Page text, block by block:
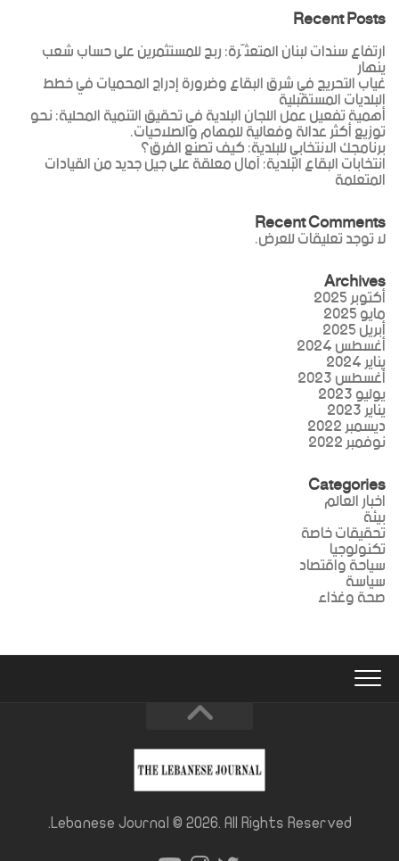
Recent Posts
ارتفاع سندات لبنان المتعثّرة: ربح للمستثمرين على حساب شعب
ينهار
غياب التحريج في شرق البقاع وضرورة إدراج المحميات في خطط
البلديات المستقبلية
أهمية تفعيل عمل اللجان البلدية في تحقيق التنمية المحلية: نحو
توزيع أكثر عدالة وفعالية للمهام والصلاحيات.
برنامجك الانتخابي للبلدية: كيف تصنع الفرق؟
انتخابات البقاع البلدية: آمال معلقة على جيل جديد من القيادات
المتعلمة
Recent Comments
لا توجد تعليقات للعرض.
Archives
أكتوبر 2025
مايو 2025
أبريل 2025
أغسطس 2024
يناير 2024
أغسطس 2023
يوليو 2023
يناير 2023
ديسمبر 2022
نوفمبر 2022
Categories
اخبار العالم
بيئة
تحقيقات خاصة
تكنولوجيا
سياحة واقتصاد
سياسة
صحة وغذاء
Lebanese Journal © 2026. All Rights Reserved.